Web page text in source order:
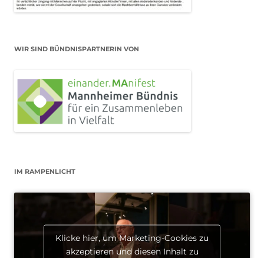
WIR SIND BÜNDNISPARTNERIN VON
IM RAMPENLICHT
Klicke hier, um Marketing-Cookies zu
akzeptieren und diesen Inhalt zu